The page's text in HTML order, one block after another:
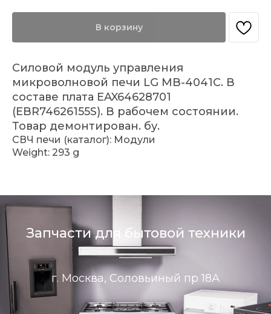
В корзину
Силовой модуль управления
микроволновой печи LG MB-4041C. В
составе плата EAX64628701
(EBR74626155S). В рабочем состоянии.
Товар демонтирован. бу.
СВЧ печи (каталог): Модули
Weight: 293 g
Запчасти для бытовой техники
г. Москва, Соловьиный пр 18А